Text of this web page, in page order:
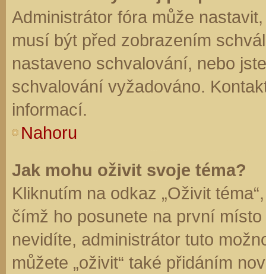
Administrátor fóra může
musí být před zobrazením
nastaveno schvalování, nebo
schvalování vyžadováno.
informací.
Nahoru
Jak mohu oživit svoje téma?
Kliknutím na odkaz „Oživit
čímž ho posunete na první
nevidíte, administrátor tuto
můžete „oživit“ také přidáním